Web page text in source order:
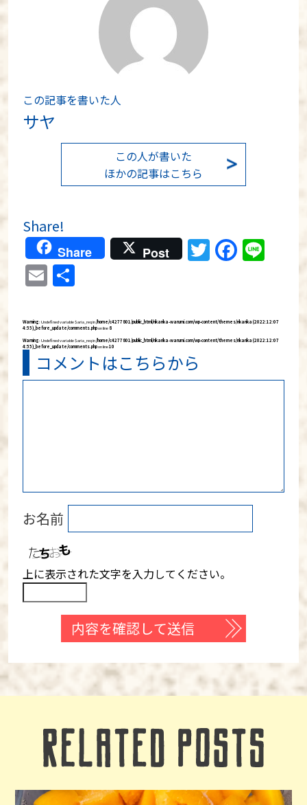
この記事を書いた人
サヤ
この人が書いた
ほかの記事はこちら
Share!
Share Post Twitter
Email
Warning: Undefined variable $aria_req in/home/c4277801/public_html/rikarika-warumi.com/wp-content/themes/rikarika (2022:12:07
4:55)_before_update/comments.phpon line 8
Warning: Undefined variable $aria_req in/home/c4277801/public_html/rikarika-warumi.com/wp-content/themes/rikarika (2022:12:07
4:55)_before_update/comments.phpon line10
コメントはこちらから
お名前
上に表示された文字を入力してください。